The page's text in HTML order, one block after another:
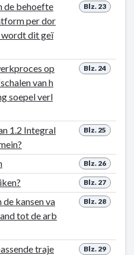
Blz. 23
de behoefte
per dor
wordt dit geï
Blz. 24
op
van h
soepel verl
Blz. 25
1.2 Integral
Blz. 26
Blz. 27
Blz. 28
kansen va
tot de arb
Blz. 29
traje